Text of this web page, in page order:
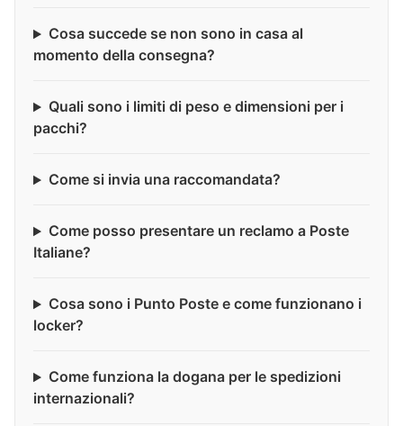
Cosa succede se non sono in casa al
momento della consegna?
Quali sono i limiti di peso e dimensioni per i
pacchi?
Come si invia una raccomandata?
Come posso presentare un reclamo a Poste
Italiane?
Cosa sono i Punto Poste e come funzionano i
locker?
Come funziona la dogana per le spedizioni
internazionali?